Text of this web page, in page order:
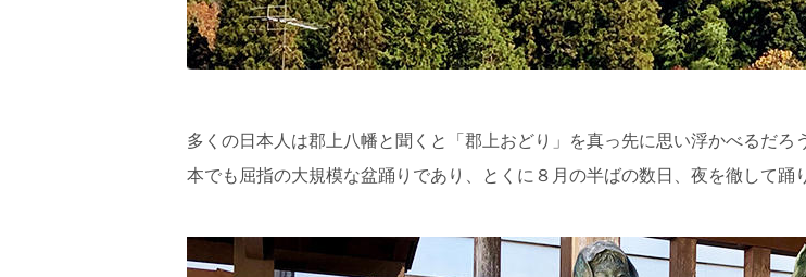
多くの日本人は郡上八幡と聞くと「郡上おどり」を真っ先に思い浮かべるだ
本でも屈指の大規模な盆踊りであり、とくに８月の半ばの数日、夜を徹して踊